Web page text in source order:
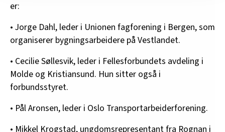
innenfor analyse og annonsering. Disse er angitt i
er:
• Jorge Dahl, leder i Unionen fagforening i Bergen, som
organiserer bygningsarbeidere på Vestlandet.
• Cecilie Søllesvik, leder i Fellesforbundets avdeling i
Molde og Kristiansund. Hun sitter også i
forbundsstyret.
• Pål Aronsen, leder i Oslo Transportarbeiderforening.
• Mikkel Krogstad, ungdomsrepresentant fra Rognan i